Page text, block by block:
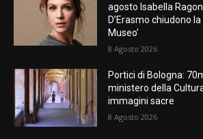
agosto Isabella
D’Erasmo chiudono
Museo’
8 Agosto 2026
Portici di Bologna:
ministero della
immagini sacre
8 Agosto 2026